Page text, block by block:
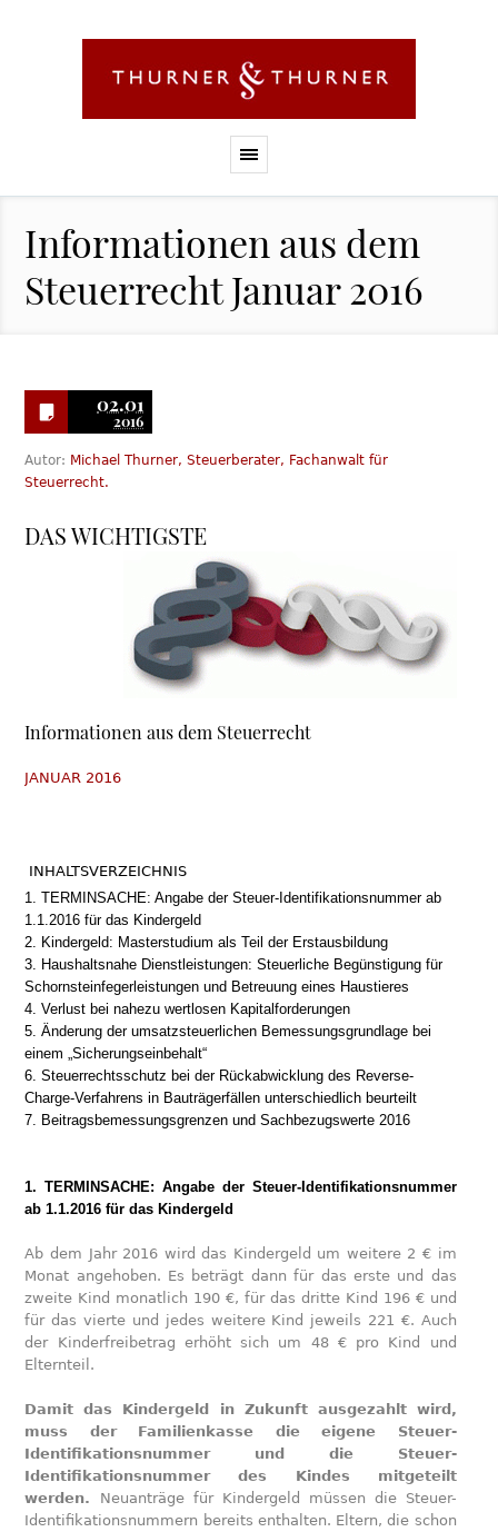
Informationen aus dem
Steuerrecht Januar 2016
02.01
2016
Autor: Michael Thurner, Steuerberater, Fachanwalt für
Steuerrecht.
DAS WICHTIGSTE
Informationen aus dem Steuerrecht
JANUAR 2016
INHALTSVERZEICHNIS
1. TERMINSACHE: Angabe der Steuer-Identifikationsnummer ab
1.1.2016 für das Kindergeld
2. Kindergeld: Masterstudium als Teil der Erstausbildung
3. Haushaltsnahe Dienstleistungen: Steuerliche Begünstigung für
Schornsteinfegerleistungen und Betreuung eines Haustieres
4. Verlust bei nahezu wertlosen Kapitalforderungen
5. Änderung der umsatzsteuerlichen Bemessungsgrundlage bei
einem „Sicherungseinbehalt“
6. Steuerrechtsschutz bei der Rückabwicklung des Reverse-
Charge-Verfahrens in Bauträgerfällen unterschiedlich beurteilt
7. Beitragsbemessungsgrenzen und Sachbezugswerte 2016
1. TERMINSACHE: Angabe der Steuer-Identifikationsnummer
ab 1.1.2016 für das Kindergeld
Ab dem Jahr 2016 wird das Kindergeld um weitere 2 € im
Monat angehoben. Es beträgt dann für das erste und das
zweite Kind monatlich 190 €, für das dritte Kind 196 € und
für das vierte und jedes weitere Kind jeweils 221 €. Auch
der Kinderfreibetrag erhöht sich um 48 € pro Kind und
Elternteil.
Damit das Kindergeld in Zukunft ausgezahlt wird,
muss der Familienkasse die eigene Steuer-
Identifikationsnummer und die Steuer-
Identifikationsnummer des Kindes mitgeteilt
werden. Neuanträge für Kindergeld müssen die Steuer-
Identifikationsnummern bereits enthalten. Eltern, die schon